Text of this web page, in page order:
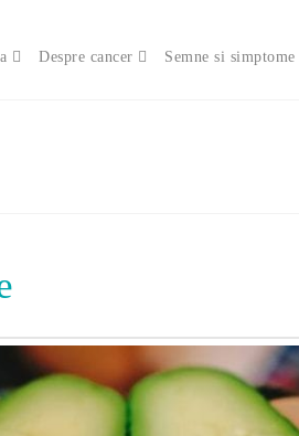
Despre cancer Semne si simptome